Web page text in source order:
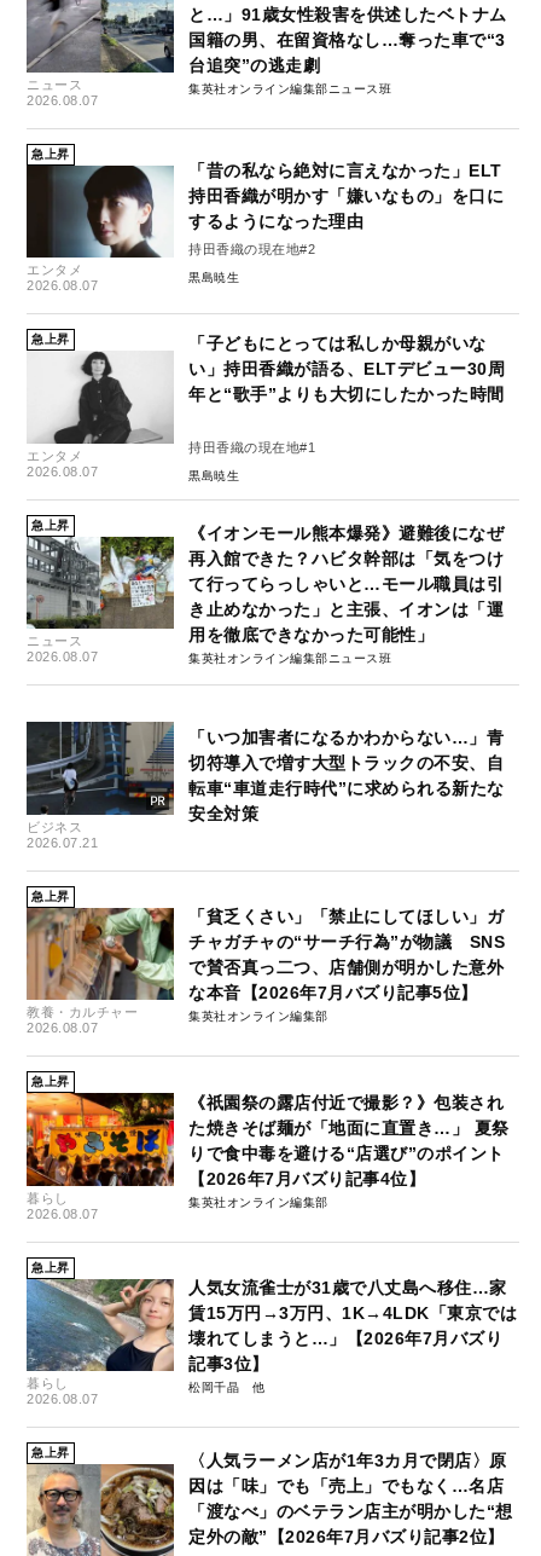
ニュース
2026.08.07
と…」91歳女性殺害を供述したベトナム
国籍の男、在留資格なし…奪った車で“3
台追突”の逃走劇
集英社オンライン編集部ニュース班
急上昇
エンタメ
2026.08.07
「昔の私なら絶対に言えなかった」ELT
持田香織が明かす「嫌いなもの」を口に
するようになった理由
持田香織の現在地#2
黒島暁生
急上昇
エンタメ
2026.08.07
「子どもにとっては私しか母親がいな
い」持田香織が語る、ELTデビュー30周
年と“歌手”よりも大切にしたかった時間
持田香織の現在地#1
黒島暁生
急上昇
ニュース
2026.08.07
《イオンモール熊本爆発》避難後になぜ
再入館できた？ハビタ幹部は「気をつけ
て行ってらっしゃいと…モール職員は引
き止めなかった」と主張、イオンは「運
用を徹底できなかった可能性」
集英社オンライン編集部ニュース班
ビジネス
2026.07.21
「いつ加害者になるかわからない…」青
切符導入で増す大型トラックの不安、自
転車“車道走行時代”に求められる新たな
安全対策
急上昇
教養・カルチャー
2026.08.07
「貧乏くさい」「禁止にしてほしい」ガ
チャガチャの“サーチ行為”が物議 SNS
で賛否真っ二つ、店舗側が明かした意外
な本音【2026年7月バズり記事5位】
集英社オンライン編集部
急上昇
暮らし
2026.08.07
《祇園祭の露店付近で撮影？》包装され
た焼きそば麺が「地面に直置き…」 夏祭
りで食中毒を避ける“店選び”のポイント
【2026年7月バズり記事4位】
集英社オンライン編集部
急上昇
暮らし
2026.08.07
人気女流雀士が31歳で八丈島へ移住…家
賃15万円→3万円、1K→4LDK「東京では
壊れてしまうと…」【2026年7月バズり
記事3位】
松岡千晶
急上昇
〈人気ラーメン店が1年3カ月で閉店〉原
因は「味」でも「売上」でもなく…名店
「渡なべ」のベテラン店主が明かした“想
定外の敵”【2026年7月バズり記事2位】